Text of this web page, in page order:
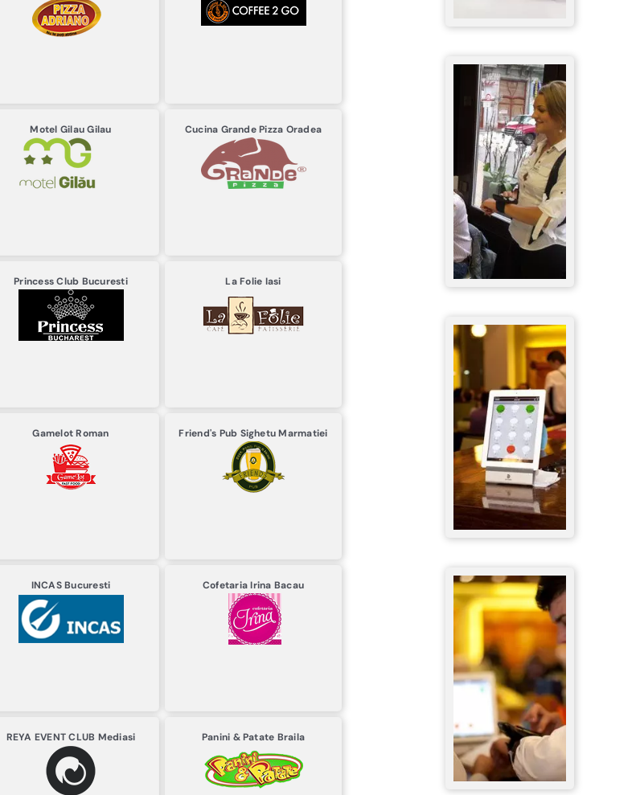
Motel GilauGilau Cucina Grande Pizza Oradea
Princess Club Bucuresti La Folie Iasi
GamelotRoman Friend's Pub Sighetu Marmatiei
INCASBucuresti Cofetaria Irina Bacau
REYA EVENT CLUB Mediasi Panini & Patate Braila